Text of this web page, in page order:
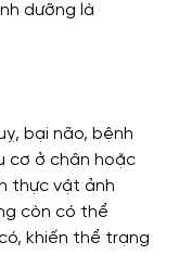
dưỡng là
bại não, bệnh
cơ ở chân hoặc
thực vật ảnh
còn có thể
khiến thể trạng